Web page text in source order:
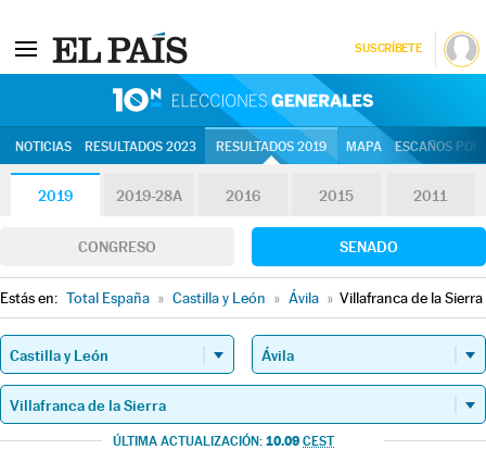
SUSCRÍBETE
NOTICIAS RESULTADOS 2023 RESULTADOS 2019 MAPA ESCAÑOS
2019 2019-28A 2016 2015 2011
CONGRESO SENADO
Estás en: Total España » Castilla y León » Ávila » Villafranca de la Sierra
ÚLTIMA ACTUALIZACIÓN: 10.09 CEST